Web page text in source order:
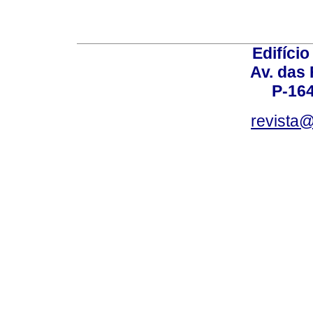
Edifício
Av. das
P-